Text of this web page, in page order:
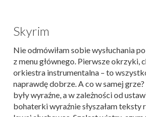
Skyrim
Nie odmówiłam sobie wysłuchania
z menu głównego. Pierwsze okrzyki,
orkiestra instrumentalna – to
naprawdę dobrze. A co w samej
były wyraźne, a w zależności od
bohaterki wyraźnie słyszałam teksty